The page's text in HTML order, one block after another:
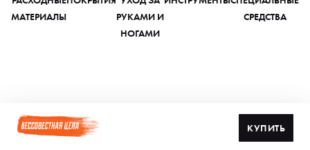
МАТЕРИАЛЫ
РУКАМИ И
НОГАМИ
СРЕДСТВА
КУПИТЬ